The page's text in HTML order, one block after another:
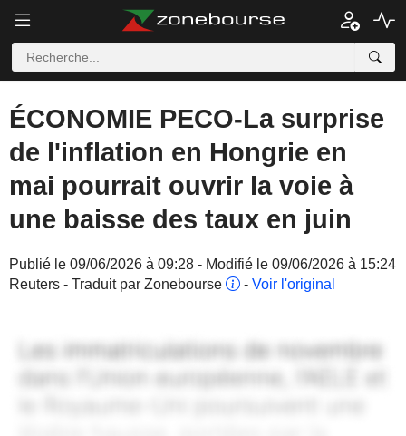
ÉCONOMIE PECO-La surprise
de l'inflation en Hongrie en
mai pourrait ouvrir la voie à
une baisse des taux en juin
Publié le 09/06/2026 à 09:28 - Modifié le 09/06/2026 à 15:24
Reuters - Traduit par Zonebourse
- Voir l'original